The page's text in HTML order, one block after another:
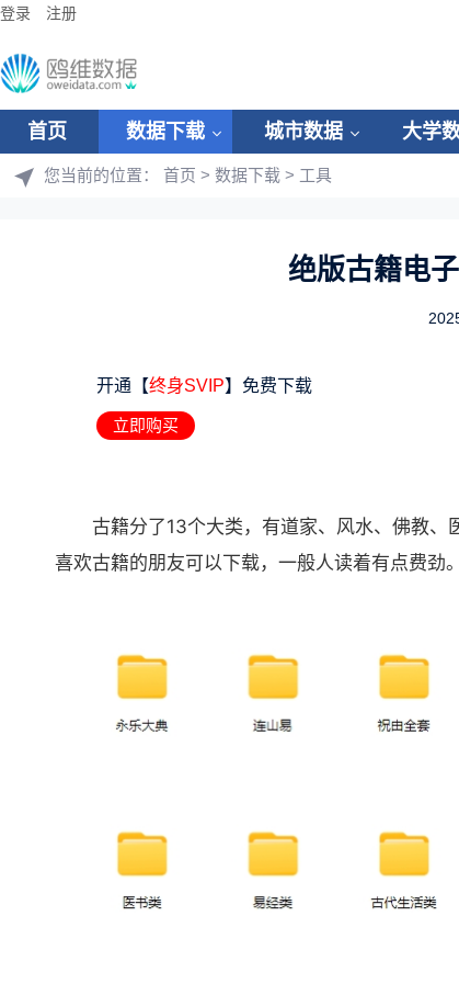
登录 注册
首页 数据下载 城市数据 大学
您当前的位置： 首页 > 数据下载 > 工具
绝版古籍电
开通【终身SVIP】免费下载
立即购买
古籍分了13个大类，有道家、风水、佛教、
喜欢古籍的朋友可以下载，一般人读着有点费劲。